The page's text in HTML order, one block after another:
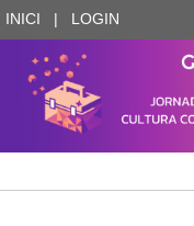
INICI | LOGIN